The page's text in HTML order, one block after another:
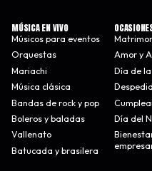
MÚSICA EN VIVO
Músicos para eventos
Orquestas
Mariachi
Música clásica
Bandas de rock y pop
Boleros y baladas
Vallenato
Batucada y brasilera
Amor y
Día de
Día del